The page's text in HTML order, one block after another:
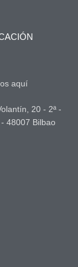
aquí
20 - 2ª -
48007 Bilbao